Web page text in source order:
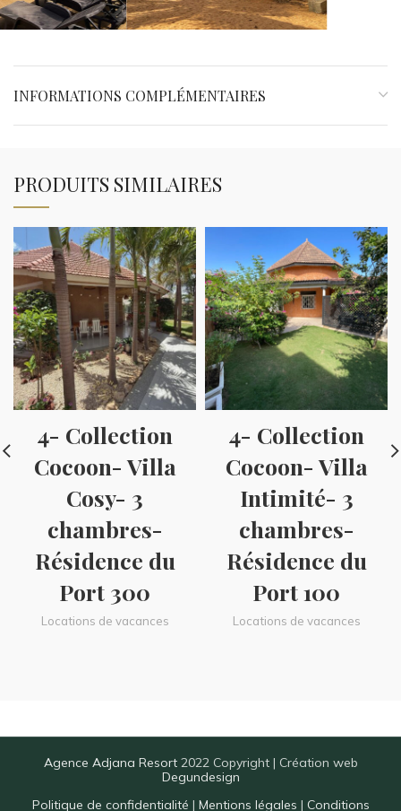
INFORMATIONS COMPLÉMENTAIRES
PRODUITS SIMILAIRES
4- Collection
Cocoon- Villa
Cosy- 3
chambres-
Résidence du
Port 300
Locations de vacances
4- Collection
Cocoon- Villa
Intimité- 3
chambres-
Résidence du
Port 100
Locations de vacances
Agence Adjana Resort2022 Copyright | Création web
Degundesign
Politique de confidentialité | Mentions légales | Conditions